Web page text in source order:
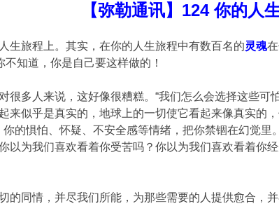
【弥勒通讯】124 你的人
生旅程上。其实，在你的人生旅程中有数百名的灵魂
知道，你是自己要这样做的！
很多人来说，这好像很糟糕。“我们怎么会选择这些可
来似乎是真实的，地球上的一切使它看起来像真实的
的惧怕、怀疑、不安全感等情绪，把你禁锢在幻觉
以为我们喜欢看着你受苦吗？你以为我们喜欢看着你
的同情，并尽我们所能，为那些需要的人提供愈合，